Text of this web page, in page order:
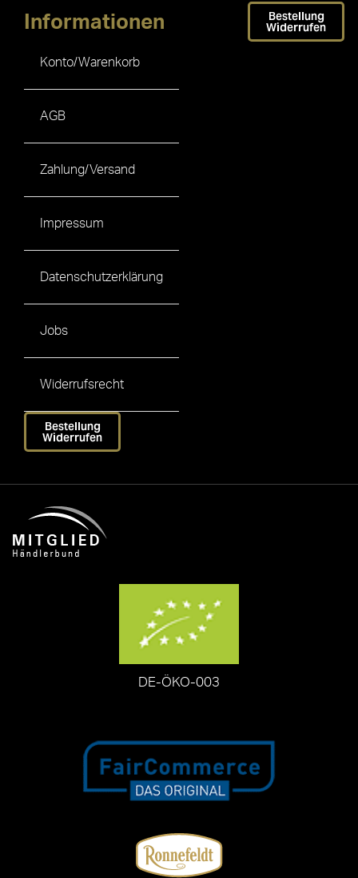
Informationen
Konto/Warenkorb
AGB
Zahlung/Versand
Impressum
Datenschutzerklärung
Jobs
Widerrufsrecht
Bestellung
Widerrufen
Bestellung
Widerrufen
DE-ÖKO-003